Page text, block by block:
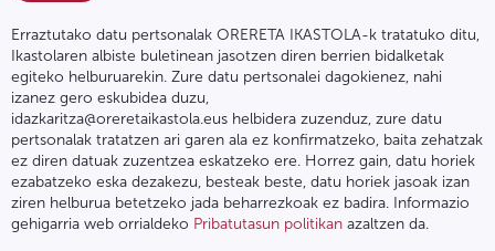
Erraztutako datu pertsonalak ORERETA IKASTOLA-k tratatuko ditu,
Ikastolaren albiste buletinean jasotzen diren berrien bidalketak
egiteko helburuarekin. Zure datu pertsonalei dagokienez, nahi
izanez gero eskubidea duzu,
idazkaritza@oreretaikastola.eus helbidera zuzenduz, zure datu
pertsonalak tratatzen ari garen ala ez konfirmatzeko, baita zehatzak
ez diren datuak zuzentzea eskatzeko ere. Horrez gain, datu horiek
ezabatzeko eska dezakezu, besteak beste, datu horiek jasoak izan
ziren helburua betetzeko jada beharrezkoak ez badira. Informazio
gehigarria web orrialdeko Pribatutasun politikan azaltzen da.